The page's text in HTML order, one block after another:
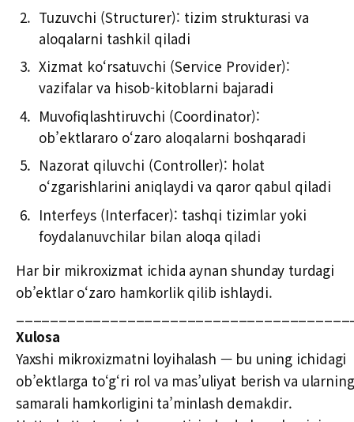
Tuzuvchi (Structurer): tizim strukturasi va
aloqalarni tashkil qiladi
Xizmat ko‘rsatuvchi (Service Provider):
vazifalar va hisob-kitoblarni bajaradi
Muvofiqlashtiruvchi (Coordinator):
ob’ektlararo o‘zaro aloqalarni boshqaradi
Nazorat qiluvchi (Controller): holat
o‘zgarishlarini aniqlaydi va qaror qabul qiladi
Interfeys (Interfacer): tashqi tizimlar yoki
foydalanuvchilar bilan aloqa qiladi
Har bir mikroxizmat ichida aynan shunday turdagi
ob’ektlar o‘zaro hamkorlik qilib ishlaydi.
Xulosa
Yaxshi mikroxizmatni loyihalash — bu uning ichidagi
ob’ektlarga to‘g‘ri rol va mas’uliyat berish va ularning
samarali hamkorligini ta’minlash demakdir.